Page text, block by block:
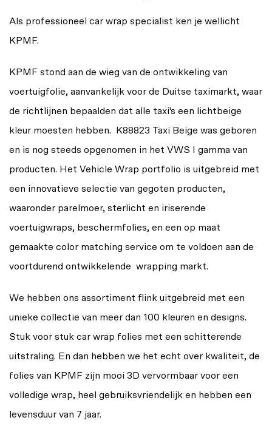
Als professioneel car wrap specialist ken je wellicht
KPMF.
KPMF stond aan de wieg van de ontwikkeling van
voertuigfolie, aanvankelijk voor de Duitse taximarkt, waar
de richtlijnen bepaalden dat alle taxi's een lichtbeige
kleur moesten hebben. K88823 Taxi Beige was geboren
en is nog steeds opgenomen in het VWS I gamma van
producten. Het Vehicle Wrap portfolio is uitgebreid met
een innovatieve selectie van gegoten producten,
waaronder parelmoer, sterlicht en iriserende
voertuigwraps, beschermfolies, en een op maat
gemaakte color matching service om te voldoen aan de
voortdurend ontwikkelende wrapping markt.
We hebben ons assortiment flink uitgebreid met een
unieke collectie van meer dan 100 kleuren en designs.
Stuk voor stuk car wrap folies met een schitterende
uitstraling. En dan hebben we het echt over kwaliteit, de
folies van KPMF zijn mooi 3D vervormbaar voor een
volledige wrap, heel gebruiksvriendelijk en hebben een
levensduur van 7 jaar.